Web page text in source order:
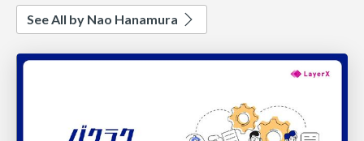
See All by Nao Hanamura